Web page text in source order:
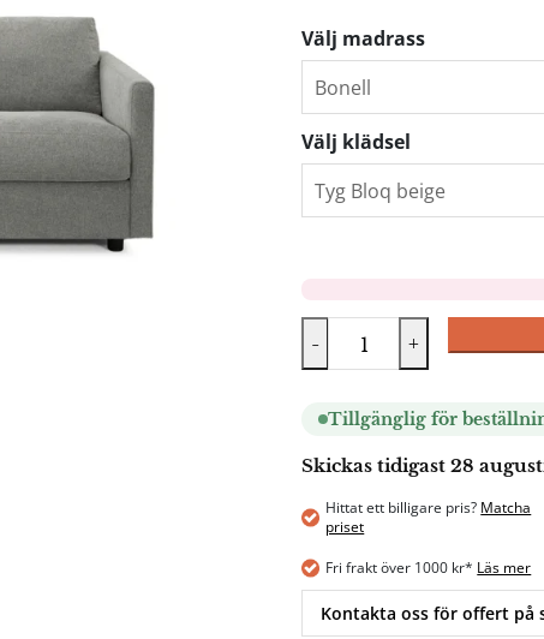
Välj madrass
Välj klädsel
- +
Tillgänglig för
Skickas tidigast 28
Hittat ett billigare pris? Matcha
priset
Fri frakt över 1000 kr* Läs mer
Kontakta oss för offert på